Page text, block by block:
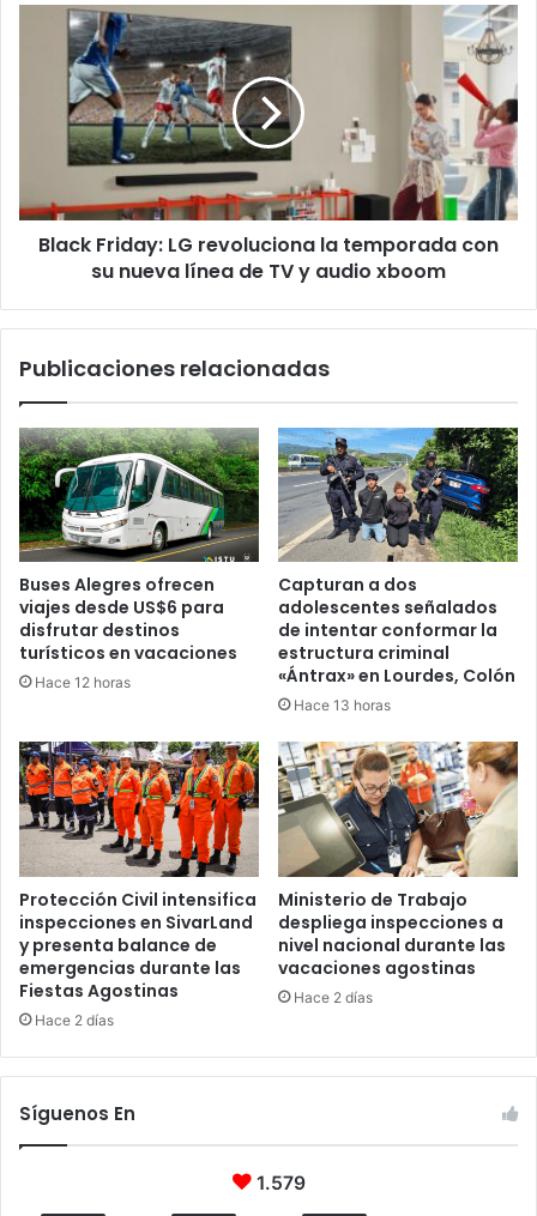
a
Fundación
Kimberly-
revoluciona
temporada
nueva
línea
y
xboom
Black Friday: LG revoluciona la temporada con
su nueva línea de TV y audio xboom
Publicaciones relacionadas
Buses Alegres ofrecen
viajes desde US$6 para
disfrutar destinos
turísticos en vacaciones
Hace 12 horas
Capturan a dos
adolescentes señalados
de intentar conformar la
estructura criminal
«Ántrax» en Lourdes, Colón
Hace 13 horas
Protección Civil intensifica
inspecciones en SivarLand
y presenta balance de
emergencias durante las
Fiestas Agostinas
Hace 2 días
Ministerio de Trabajo
despliega inspecciones a
nivel nacional durante las
vacaciones agostinas
Hace 2 días
Síguenos En
1.579